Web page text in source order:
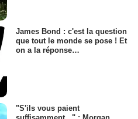
James Bond : c'est la question
que tout le monde se pose ! Et
on a la réponse…
"S'ils vous paient